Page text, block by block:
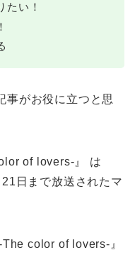
たい！
事がお役に立つと思
of lovers-』 は
日まで放送されたマ
color of lovers-』